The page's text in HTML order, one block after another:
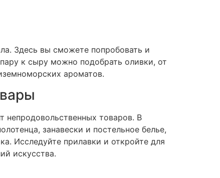
Здесь вы сможете попробовать и
к сыру можно подобрать оливки, от
ароматов.
непродовольственных товаров. В
занавески и постельное белье,
Исследуйте прилавки и откройте для
искусства.